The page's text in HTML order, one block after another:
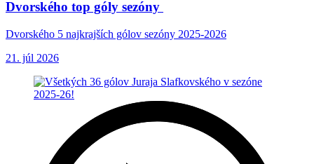
Dvorského top góly sezóny
Dvorského 5 najkrajších gólov sezóny 2025-2026
21. júl 2026